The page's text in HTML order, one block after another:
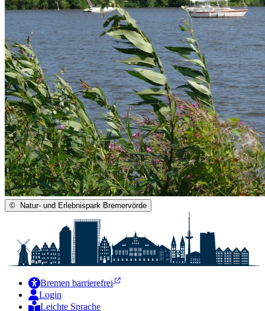
© Natur- und Erlebnispark Bremervörde
Bremen barrierefrei
Login
Leichte Sprache